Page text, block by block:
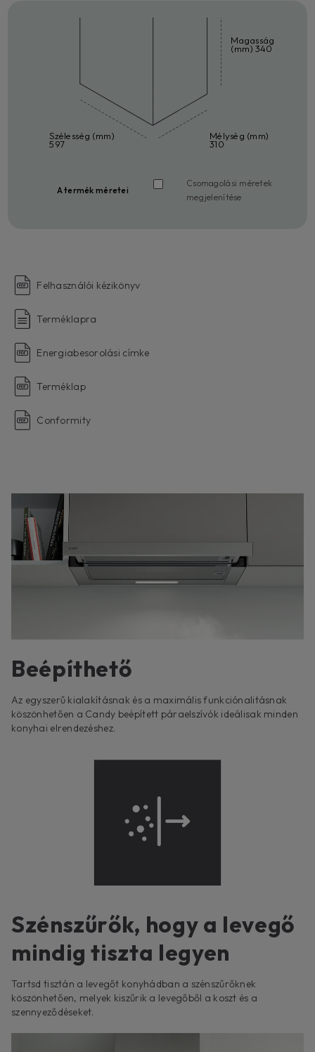
Magasság
(mm) 340
Mélység (mm)
310
Szélesség (mm)
597
A termék méretei
Csomagolási méretek
megjelenítése
Felhasználói kézikönyv
Terméklapra
Energiabesorolási címke
Terméklap
Conformity
Beépíthető
Az egyszerű kialakításnak és a maximális funkciónalitásnak
köszönhetően a Candy beépített páraelszívók ideálisak minden
konyhai elrendezéshez.
Szénszűrők, hogy a levegő
mindig tiszta legyen
Tartsd tisztán a levegőt konyhádban a szénszűrőknek
köszönhetően, melyek kiszűrik a levegőből a koszt és a
szennyeződéseket.